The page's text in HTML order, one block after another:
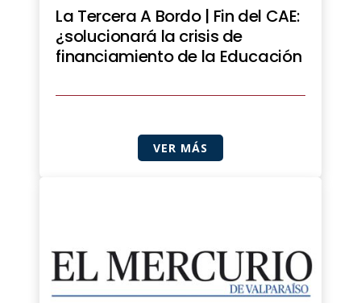
La Tercera A Bordo | Fin del CAE:
¿solucionará la crisis de
financiamiento de la Educación
VER MÁS